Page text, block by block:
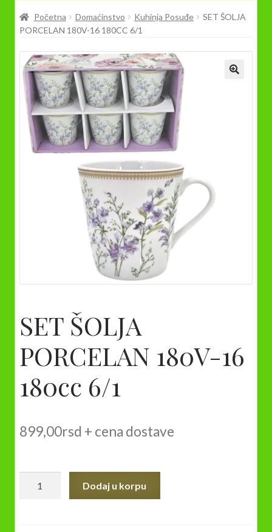
Prodavnica
Početna Domaćinstvo Kuhinja Posuđe
SET ŠOLJA
PORCELAN 180V-16 180CC 6/1
SET ŠOLJA
PORCELAN 180V-16
180cc 6/1
899,00rsd + cena dostave
Dodaj u korpu